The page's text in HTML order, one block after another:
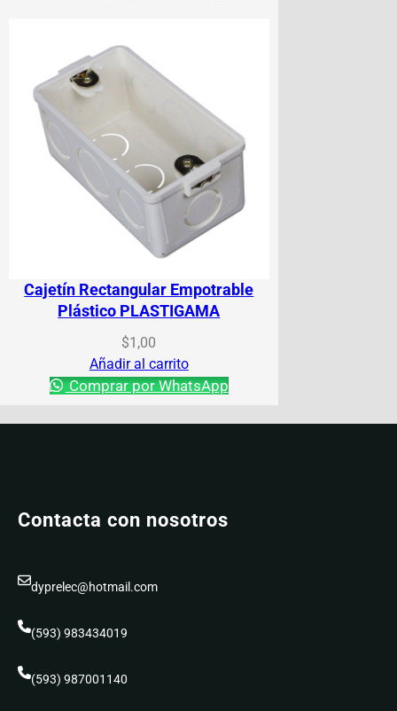
Cajetín Rectangular Empotrable
Plástico PLASTIGAMA
$1,00
Añadir al carrito
Comprar por WhatsApp
Contacta con nosotros
dyprelec@hotmail.com
(593) 983434019
(593) 987001140